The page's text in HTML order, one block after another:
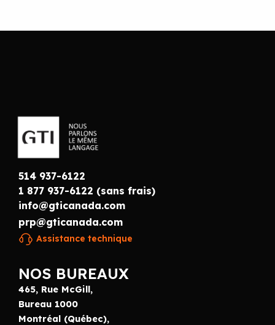
514 937-6122
1 877 937-6122 (sans frais)
info@gticanada.com
prp@gticanada.com
Assistance technique
NOS BUREAUX
465, Rue McGill,
Bureau 1000
Montréal (Québec),